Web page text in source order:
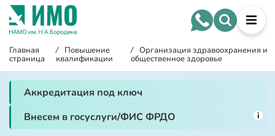
Главная
страница
/ Повышение
квалификации
/ Организация здравоохранения и
общественное здоровье
Аккредитация под ключ
Внесем в госуслуги/ФИС ФРДО
i